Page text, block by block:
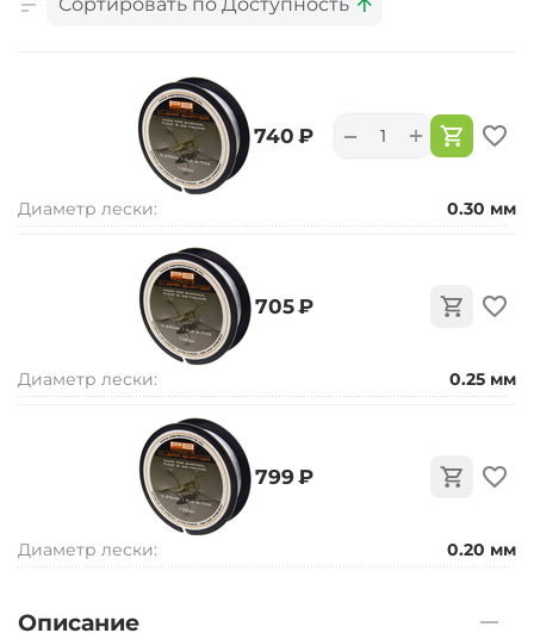
‍740‍ ₽ +
−
Диаметр лески: 0.30 мм
‍705‍ ₽
Диаметр лески: 0.25 мм
‍799‍ ₽
Диаметр лески: 0.20 мм
Описание